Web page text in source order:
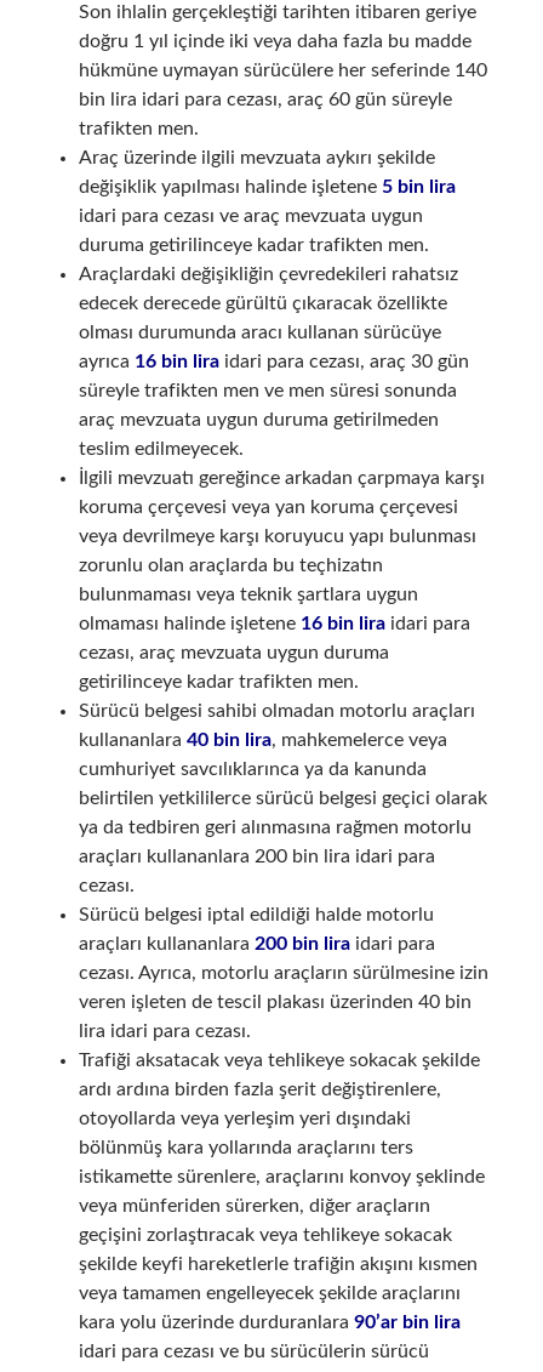
Son ihlalin gerçekleştiği tarihten itibaren geriye
doğru 1 yıl içinde iki veya daha fazla bu madde
hükmüne uymayan sürücülere her seferinde 140
bin lira idari para cezası, araç 60 gün süreyle
trafikten men.
Araç üzerinde ilgili mevzuata aykırı şekilde
değişiklik yapılması halinde işletene 5 bin lira
idari para cezası ve araç mevzuata uygun
duruma getirilinceye kadar trafikten men.
Araçlardaki değişikliğin çevredekileri rahatsız
edecek derecede gürültü çıkaracak özellikte
olması durumunda aracı kullanan sürücüye
ayrıca 16 bin liraidari para cezası, araç 30 gün
süreyle trafikten men ve men süresi sonunda
araç mevzuata uygun duruma getirilmeden
teslim edilmeyecek.
İlgili mevzuatı gereğince arkadan çarpmaya karşı
koruma çerçevesi veya yan koruma çerçevesi
veya devrilmeye karşı koruyucu yapı bulunması
zorunlu olan araçlarda bu teçhizatın
bulunmaması veya teknik şartlara uygun
olmaması halinde işletene 16 bin liraidari para
cezası, araç mevzuata uygun duruma
getirilinceye kadar trafikten men.
Sürücü belgesi sahibi olmadan motorlu araçları
kullananlara 40 bin lira, mahkemelerce veya
cumhuriyet savcılıklarınca ya da kanunda
belirtilen yetkililerce sürücü belgesi geçici olarak
ya da tedbiren geri alınmasına rağmen motorlu
araçları kullananlara 200 bin lira idari para
cezası.
Sürücü belgesi iptal edildiği halde motorlu
araçları kullananlara 200 bin liraidari para
cezası. Ayrıca, motorlu araçların sürülmesine izin
veren işleten de tescil plakası üzerinden 40 bin
lira idari para cezası.
Trafiği aksatacak veya tehlikeye sokacak şekilde
ardı ardına birden fazla şerit değiştirenlere,
otoyollarda veya yerleşim yeri dışındaki
bölünmüş kara yollarında araçlarını ters
istikamette sürenlere, araçlarını konvoy şeklinde
veya münferiden sürerken, diğer araçların
geçişini zorlaştıracak veya tehlikeye sokacak
şekilde keyfi hareketlerle trafiğin akışını kısmen
veya tamamen engelleyecek şekilde araçlarını
kara yolu üzerinde durduranlara 90’ar bin lira
idari para cezası ve bu sürücülerin sürücü